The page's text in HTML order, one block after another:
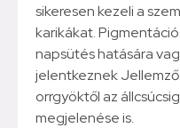
sikeresen kezeli a
karikákat.
napsütés hatására
jelentkeznek Jellemző
orrgyöktől az
megjelenése is.